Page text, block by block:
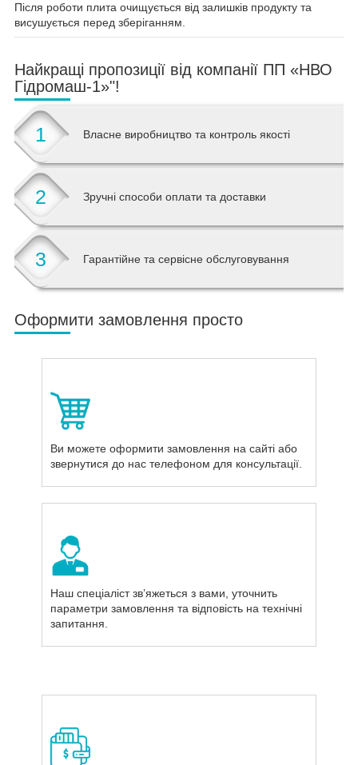
Після роботи плита очищується від залишків продукту та
висушується перед зберіганням.
Найкращі пропозиції від компанії ПП «НВО
Гідромаш-1»"!
Власне виробництво та контроль якості
1
Зручні способи оплати та доставки
2
Гарантійне та сервісне обслуговування
3
Оформити замовлення просто
Ви можете оформити замовлення на сайті або
звернутися до нас телефоном для консультації.
Наш спеціаліст зв’яжеться з вами, уточнить
параметри замовлення та відповість на технічні
запитання.